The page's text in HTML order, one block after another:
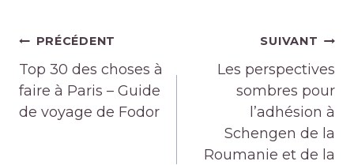
Navigation
de
l’article
PRÉCÉDENT
Top 30 des choses à
faire à Paris – Guide
de voyage de Fodor
SUIVANT
Les perspectives
sombres pour
l’adhésion à
Schengen de la
Roumanie et de la